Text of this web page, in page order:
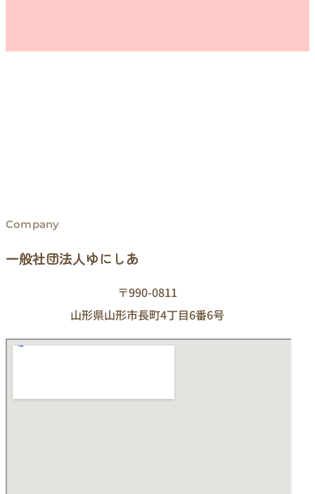
Company
一般社団法人ゆにしあ
〒990-0811
山形県山形市長町4丁目6番6号